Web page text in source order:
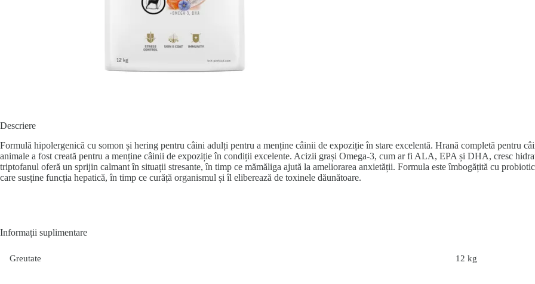
Descriere
Formulă hipolergenică cu somon și hering pentru câini adulți pentru a menține câinii de expoziție în stare excelentă. Hrană completă pentru
animale a fost creată pentru a menține câinii de expoziție în condiții excelente. Acizii grași Omega-3, cum ar fi ALA, EPA și DHA, cresc
triptofanul oferă un sprijin calmant în situații stresante, în timp ce mămăliga ajută la ameliorarea anxietății. Formula este îmbogățită cu
care susține funcția hepatică, în timp ce curăță organismul și îl eliberează de toxinele dăunătoare.
Informații suplimentare
Greutate 12 kg